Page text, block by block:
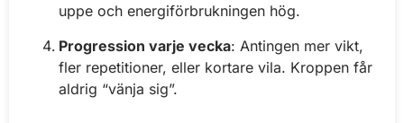
uppe och energiförbrukningen hög.
Progression varje vecka: Antingen mer vikt,
fler repetitioner, eller kortare vila. Kroppen får
aldrig “vänja sig”.